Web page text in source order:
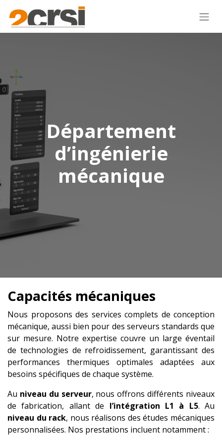
Département
d’ingénierie
mécanique
Capacités mécaniques
Nous proposons des services complets de conception
mécanique, aussi bien pour des serveurs standards que
sur mesure. Notre expertise couvre un large éventail
de technologies de refroidissement, garantissant des
performances thermiques optimales adaptées aux
besoins spécifiques de chaque système.
Au niveau du serveur, nous offrons différents niveaux
de fabrication, allant de l’intégration L1 à L5. Au
niveau du rack, nous réalisons des études mécaniques
personnalisées. Nos prestations incluent notamment :